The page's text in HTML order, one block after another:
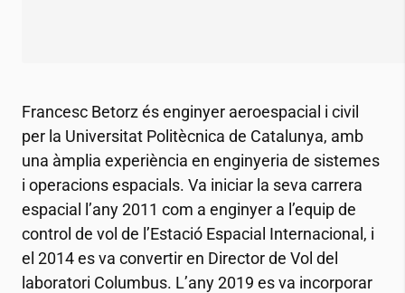
Francesc Betorz és enginyer aeroespacial i civil
per la Universitat Politècnica de Catalunya, amb
una àmplia experiència en enginyeria de sistemes
i operacions espacials. Va iniciar la seva carrera
espacial l’any 2011 com a enginyer a l’equip de
control de vol de l’Estació Espacial Internacional, i
el 2014 es va convertir en Director de Vol del
laboratori Columbus. L’any 2019 es va incorporar